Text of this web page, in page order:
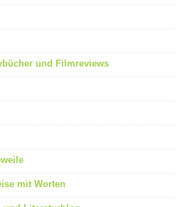
und Filmreviews
mit Worten